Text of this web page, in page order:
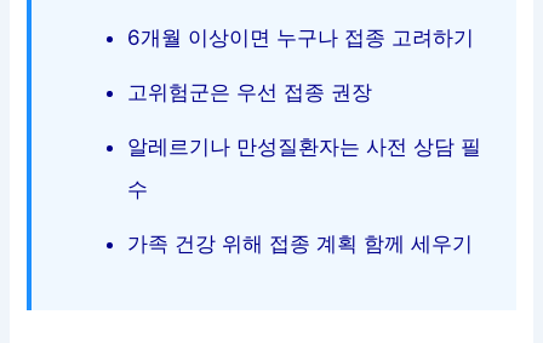
6개월 이상이면 누구나 접종 고려하기
고위험군은 우선 접종 권장
알레르기나 만성질환자는 사전 상담 필
수
가족 건강 위해 접종 계획 함께 세우기